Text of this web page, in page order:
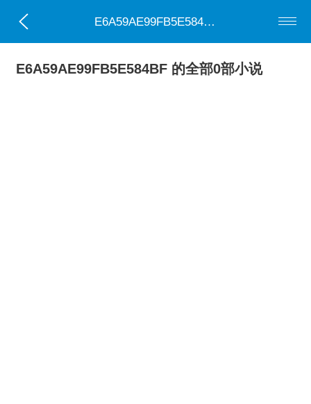
E6A59AE99FB5E584BF
E6A59AE99FB5E584BF 的全部0部小说